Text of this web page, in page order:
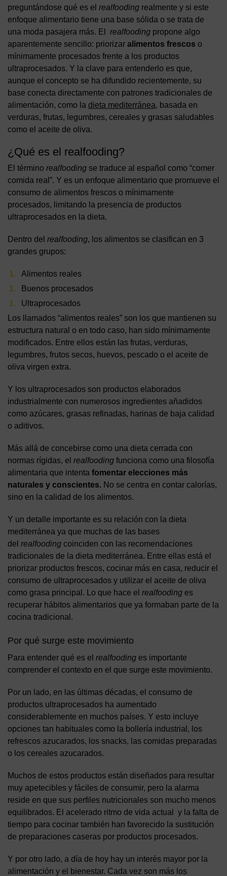
preguntándose qué es el realfooding realmente y si este
enfoque alimentario tiene una base sólida o se trata de
una moda pasajera más. El realfooding propone algo
aparentemente sencillo: priorizar alimentos frescos o
mínimamente procesados frente a los productos
ultraprocesados. Y la clave para entenderlo es que,
aunque el concepto se ha difundido recientemente, su
base conecta directamente con patrones tradicionales de
alimentación, como la dieta mediterránea, basada en
verduras, frutas, legumbres, cereales y grasas saludables
como el aceite de oliva.
¿Qué es el realfooding?
El término realfooding se traduce al español como “comer
comida real”. Y es un enfoque alimentario que promueve el
consumo de alimentos frescos o mínimamente
procesados, limitando la presencia de productos
ultraprocesados en la dieta.
Dentro del realfooding, los alimentos se clasifican en 3
grandes grupos:
Alimentos reales
Buenos procesados
Ultraprocesados
Los llamados “alimentos reales” son los que mantienen su
estructura natural o en todo caso, han sido mínimamente
modificados. Entre ellos están las frutas, verduras,
legumbres, frutos secos, huevos, pescado o el aceite de
oliva virgen extra.
Y los ultraprocesados son productos elaborados
industrialmente con numerosos ingredientes añadidos
como azúcares, grasas refinadas, harinas de baja calidad
o aditivos.
Más allá de concebirse como una dieta cerrada con
normas rígidas, el realfooding funciona como una filosofía
alimentaria que intenta fomentar elecciones más
naturales y conscientes. No se centra en contar calorías,
sino en la calidad de los alimentos.
Y un detalle importante es su relación con la dieta
mediterránea ya que muchas de las bases
del realfooding coinciden con las recomendaciones
tradicionales de la dieta mediterránea. Entre ellas está el
priorizar productos frescos, cocinar más en casa, reducir el
consumo de ultraprocesados y utilizar el aceite de oliva
como grasa principal. Lo que hace el realfooding es
recuperar hábitos alimentarios que ya formaban parte de la
cocina tradicional.
Por qué surge este movimiento
Para entender qué es el realfooding es importante
comprender el contexto en el que surge este movimiento.
Por un lado, en las últimas décadas, el consumo de
productos ultraprocesados ha aumentado
considerablemente en muchos países. Y esto incluye
opciones tan habituales como la bollería industrial, los
refrescos azucarados, los snacks, las comidas preparadas
o los cereales azucarados.
Muchos de estos productos están diseñados para resultar
muy apetecibles y fáciles de consumir, pero la alarma
reside en que sus perfiles nutricionales son mucho menos
equilibrados. El acelerado ritmo de vida actual y la falta de
tiempo para cocinar también han favorecido la sustitución
de preparaciones caseras por productos procesados.
Y por otro lado, a día de hoy hay un interés mayor por la
alimentación y el bienestar. Cada vez son más los